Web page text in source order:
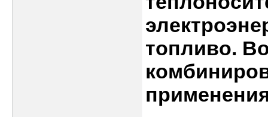
топливо.